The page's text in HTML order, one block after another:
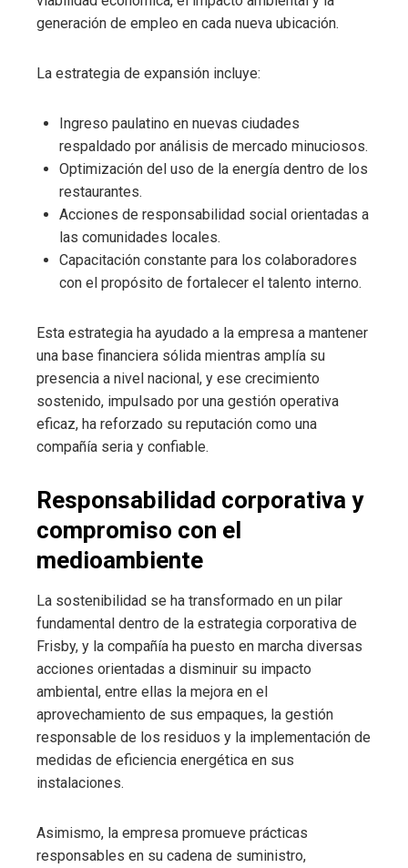
generación de empleo en cada nueva ubicación.
La estrategia de expansión incluye:
Ingreso paulatino en nuevas ciudades
respaldado por análisis de mercado minuciosos.
Optimización del uso de la energía dentro de los
restaurantes.
Acciones de responsabilidad social orientadas a
las comunidades locales.
Capacitación constante para los colaboradores
con el propósito de fortalecer el talento interno.
Esta estrategia ha ayudado a la empresa a mantener
una base financiera sólida mientras amplía su
presencia a nivel nacional, y ese crecimiento
sostenido, impulsado por una gestión operativa
eficaz, ha reforzado su reputación como una
compañía seria y confiable.
Responsabilidad corporativa y
compromiso con el
medioambiente
La sostenibilidad se ha transformado en un pilar
fundamental dentro de la estrategia corporativa de
Frisby, y la compañía ha puesto en marcha diversas
acciones orientadas a disminuir su impacto
ambiental, entre ellas la mejora en el
aprovechamiento de sus empaques, la gestión
responsable de los residuos y la implementación de
medidas de eficiencia energética en sus
instalaciones.
Asimismo, la empresa promueve prácticas
responsables en su cadena de suministro,